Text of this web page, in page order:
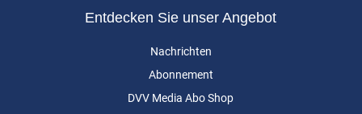
Entdecken Sie unser Angebot
Nachrichten
Abonnement
DVV Media Abo Shop